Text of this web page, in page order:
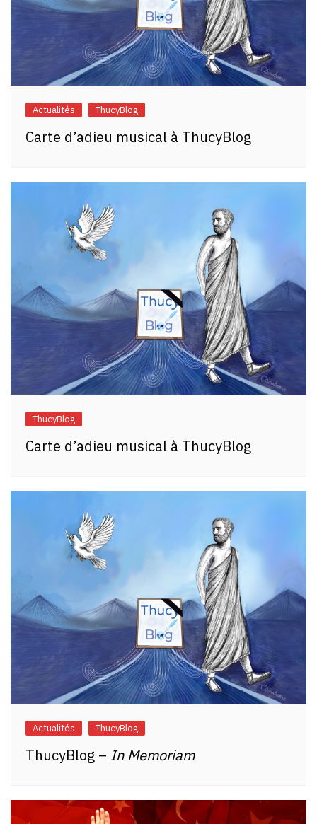
Actualités ThucyBlog
Carte d’adieu musical à ThucyBlog
ThucyBlog
Carte d’adieu musical à ThucyBlog
Actualités ThucyBlog
ThucyBlog – In Memoriam